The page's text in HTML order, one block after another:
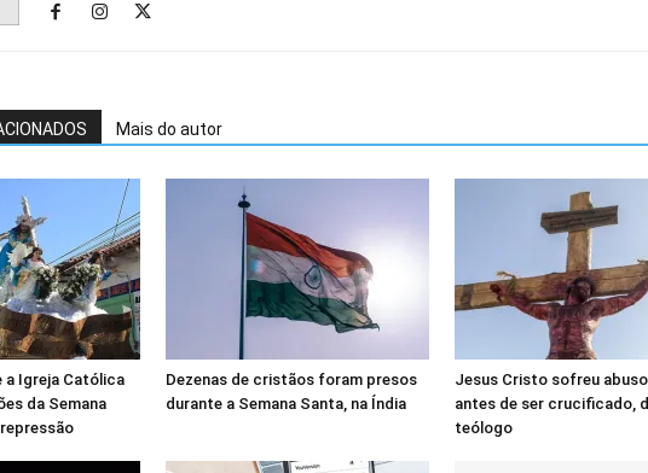
Mais do autor
a Igreja Católica
da Semana
Dezenas de cristãos foram presos
durante a Semana Santa, na Índia
Jesus Cristo sofreu abuso
antes de ser crucificado,
teólogo